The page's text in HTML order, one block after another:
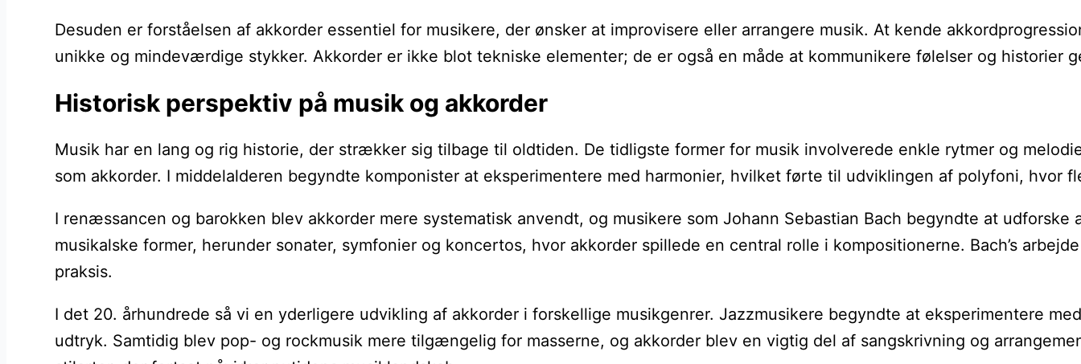
Desuden er forståelsen af akkorder essentiel for musikere, der ønsker at improvisere eller arrangere musik. At kende
unikke og mindeværdige stykker. Akkorder er ikke blot tekniske elementer; de er også en måde at kommunikere følelser og historier
Historisk perspektiv på musik og akkorder
Musik har en lang og rig historie, der strækker sig tilbage til oldtiden. De tidligste former for musik involverede enkle rytmer og
som akkorder. I middelalderen begyndte komponister at eksperimentere med harmonier, hvilket førte til udviklingen af polyfoni, hvor
I renæssancen og barokken blev akkorder mere systematisk anvendt, og musikere som Johann Sebastian Bach begyndte at
musikalske former, herunder sonater, symfonier og koncertos, hvor akkorder spillede en central rolle i kompositionerne. Bach’s
praksis.
I det 20. århundrede så vi en yderligere udvikling af akkorder i forskellige musikgenrer. Jazzmusikere begyndte at eksperimentere
udtryk. Samtidig blev pop- og rockmusik mere tilgængelig for masserne, og akkorder blev en vigtig del af sangskrivning og